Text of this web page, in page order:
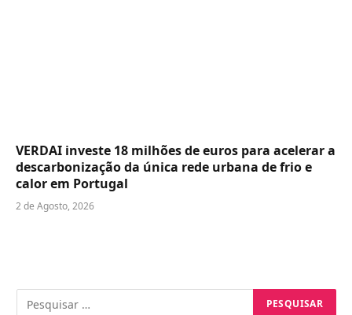
VERDAI investe 18 milhões de euros para acelerar a
descarbonização da única rede urbana de frio e
calor em Portugal
2 de Agosto, 2026